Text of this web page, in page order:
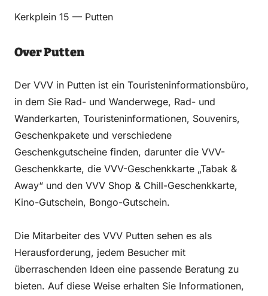
Kerkplein 15 — Putten
Over Putten
Der VVV in Putten ist ein Touristeninformationsbüro,
in dem Sie Rad- und Wanderwege, Rad- und
Wanderkarten, Touristeninformationen, Souvenirs,
Geschenkpakete und verschiedene
Geschenkgutscheine finden, darunter die VVV-
Geschenkkarte, die VVV-Geschenkkarte „Tabak &
Away“ und den VVV Shop & Chill-Geschenkkarte,
Kino-Gutschein, Bongo-Gutschein.
Die Mitarbeiter des VVV Putten sehen es als
Herausforderung, jedem Besucher mit
überraschenden Ideen eine passende Beratung zu
bieten. Auf diese Weise erhalten Sie Informationen,